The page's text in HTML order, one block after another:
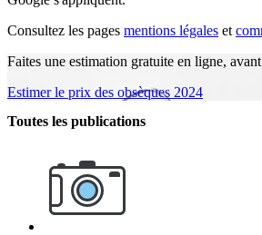
Consultez les pages mentions légales et
Faites une estimation gratuite en ligne,
Estimer le prix des obsèques 2024
Toutes les publications